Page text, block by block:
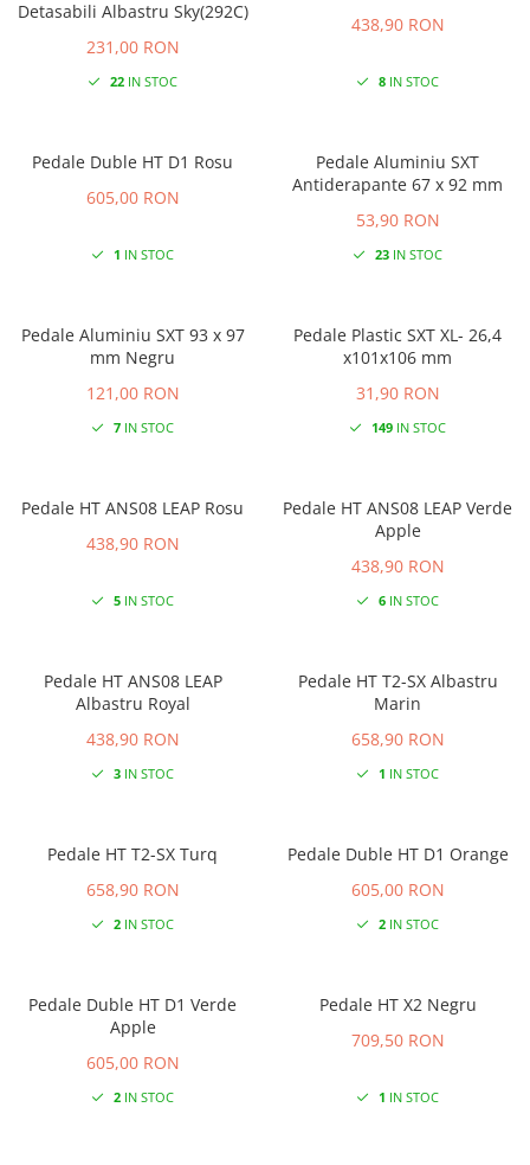
Detasabili Albastru Sky(292C)
231,00 RON
22IN STOC
438,90 RON
8IN STOC
Pedale Duble HT D1 Rosu
605,00 RON
1 IN STOC
Pedale Aluminiu SXT
Antiderapante 67 x 92 mm
53,90 RON
23IN STOC
Pedale Aluminiu SXT 93 x 97
mm Negru
121,00 RON
7IN STOC
Pedale Plastic SXT XL- 26,4
x101x106 mm
31,90 RON
149IN STOC
Pedale HT ANS08 LEAP Rosu
438,90 RON
5IN STOC
Pedale HT ANS08 LEAP Verde
Apple
438,90 RON
6IN STOC
Pedale HT ANS08 LEAP
Albastru Royal
438,90 RON
3IN STOC
Pedale HT T2-SX Albastru
Marin
658,90 RON
1 IN STOC
Pedale HT T2-SX Turq
658,90 RON
2IN STOC
Pedale Duble HT D1 Orange
605,00 RON
2IN STOC
Pedale Duble HT D1 Verde
Apple
605,00 RON
2IN STOC
Pedale HT X2 Negru
709,50 RON
1 IN STOC